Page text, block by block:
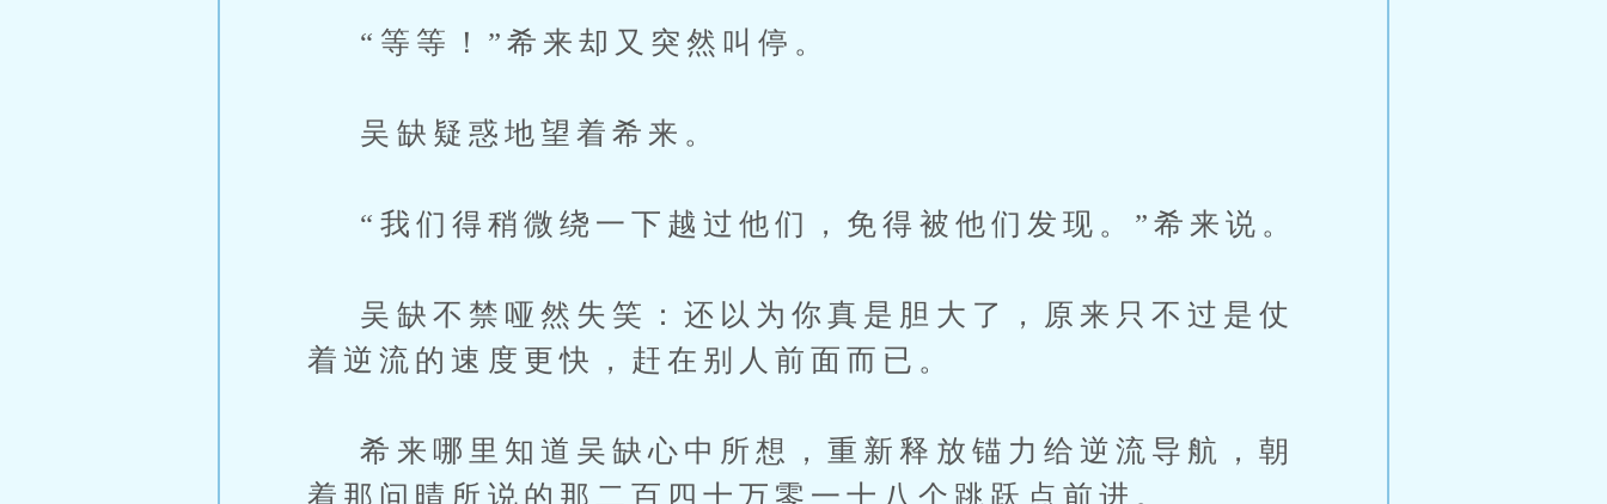
“等等！”希来却又突然叫停。
吴缺疑惑地望着希来。
“我们得稍微绕一下越过他们，免得被他们发现。”希来说。
吴缺不禁哑然失笑：还以为你真是胆大了，原来只不过是仗
着逆流的速度更快，赶在别人前面而已。
希来哪里知道吴缺心中所想，重新释放锚力给逆流导航，朝
着那问晴所说的那二百四十万零一十八个跳跃点前进。